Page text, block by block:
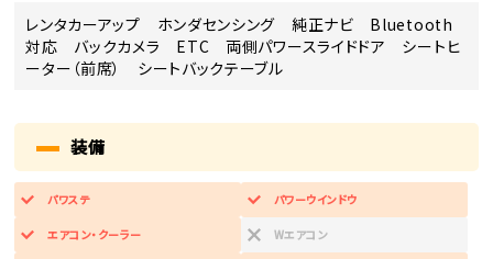
レンタカーアップ ホンダセンシング 純正ナビ Bluetooth
対応 バックカメラ ETC 両側パワースライドドア シートヒ
ーター（前席） シートバックテーブル
装備
パワステ パワーウインドウ
エアコン・クーラー Wエアコン